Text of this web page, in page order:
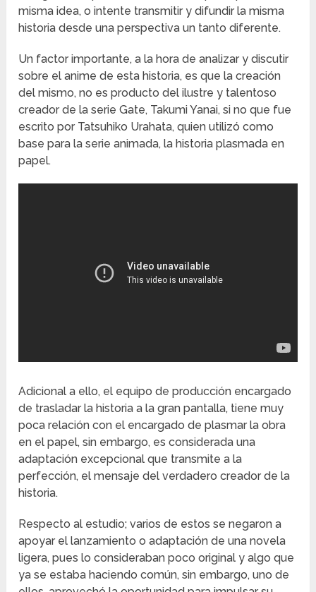
misma idea, o intente transmitir y difundir la misma
historia desde una perspectiva un tanto diferente.
Un factor importante, a la hora de analizar y discutir
sobre el anime de esta historia, es que la creación
del mismo, no es producto del ilustre y talentoso
creador de la serie Gate, Takumi Yanai, si no que fue
escrito por Tatsuhiko Urahata, quien utilizó como
base para la serie animada, la historia plasmada en
papel.
Adicional a ello, el equipo de producción encargado
de trasladar la historia a la gran pantalla, tiene muy
poca relación con el encargado de plasmar la obra
en el papel, sin embargo, es considerada una
adaptación excepcional que transmite a la
perfección, el mensaje del verdadero creador de la
historia.
Respecto al estudio; varios de estos se negaron a
apoyar el lanzamiento o adaptación de una novela
ligera, pues lo consideraban poco original y algo que
ya se estaba haciendo común, sin embargo, uno de